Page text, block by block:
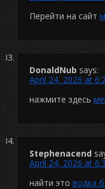
Перейти на сайт
DonaldNub says:
April 24, 2026 at
нажмите здесь
Stephenacend
April 24, 2026 at
найти это водка